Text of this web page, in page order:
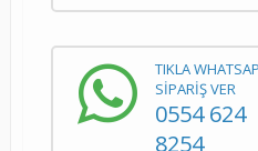
TIKLA
SİPARİŞ VER
0554 624
8254